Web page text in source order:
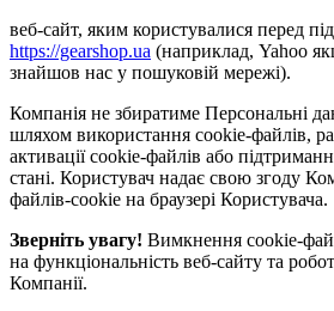
веб-сайт, яким користувалися перед
https://gearshop.ua (наприклад, Yahoo
знайшов нас у пошуковій мережі).
Компанія не збиратиме Персональні
шляхом використання cookie-файлів,
активації cookie-файлів або
стані. Користувач надає свою згоду
файлів-cookie на браузері Користувача.
Зверніть увагу! Вимкнення cookie-
на функціональність веб-сайту та
Компанії.